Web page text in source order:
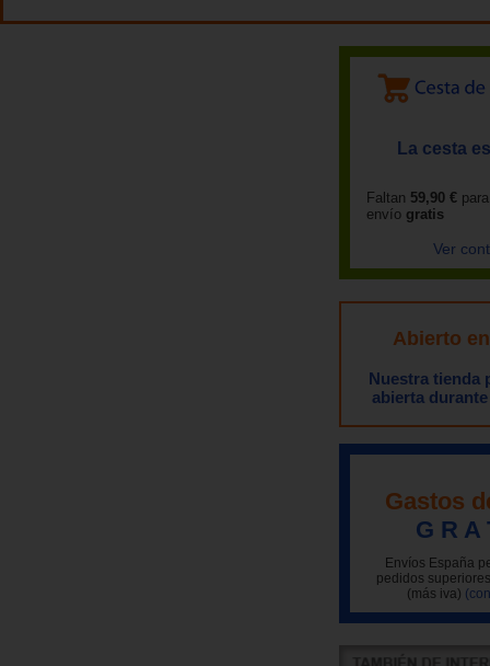
La cesta
Faltan 59,90 €
envío gratis
Ver
Abierto
Nuestra tienda
abierta
Gastos
G R A
Envíos España
pedidos
(más iva)